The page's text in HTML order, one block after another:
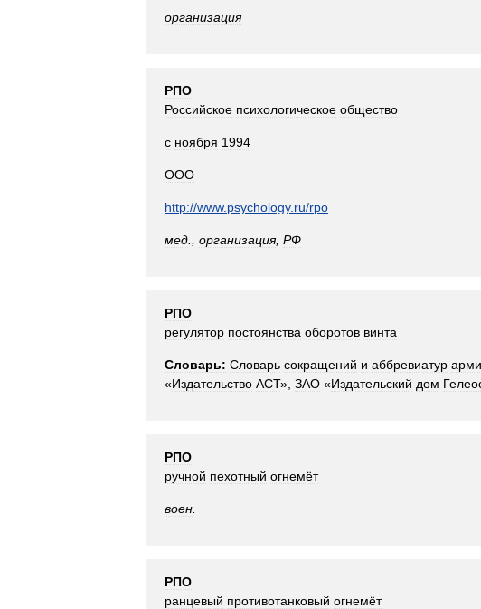
организация
РПО
Российское психологическое общество
с ноября 1994
ООО
http://www. psychology. ru/rpo
мед организация, РФ
РПО
регулятор постоянства оборотов винта
Словарь: Словарь сокращений и аббревиатур
«Издательство АСТ», ЗАО «Издательский дом
РПО
ручной пехотный огнемёт
воен
РПО
ранцевый противотанковый огнемёт